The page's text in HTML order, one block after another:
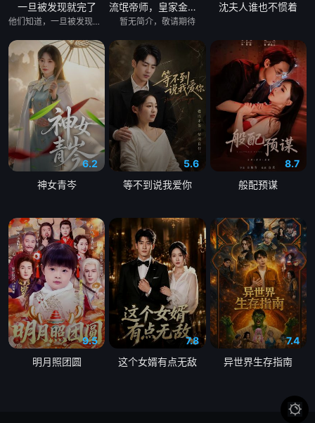
第37集 第38集 第39集
第40集 第41集
第43集 第44集 第45集
第46集 第47集 第48集
第49集 第50集 第51集
第52集 第53集 第54集
第58集 第59集 第60集
第61集 第62集 第63集
第64集 第66集
第67集 第68集 第69集
第70集 第71集 第72集
一旦被发现就完了
他们知道，一旦被发现，一切都会结束。 &nbsp; &nbsp; &nbsp; &nbsp; &nbsp; &nbsp; &nbsp; &nbsp; &nbsp; &nbsp; &nbsp; &nbsp; &nbsp; &nbsp; &nbsp; &nbsp; &nbsp; &nbsp; &nbsp; &nbsp; &nbsp; &nbsp; &nbsp; &nbsp; &nbsp; &nbsp; &nbsp; &nbsp; &nbsp; &nbsp; &nbsp; &nbsp; &nbsp; &nbsp; &nbsp; 一对高中情侣努力守护他们的秘密恋情， &nbsp; &nbsp; &nbsp; &nbsp; &nbsp; &nbsp; &nbsp; &nbsp; &nbsp; &nbsp; &nbsp; &nbsp; &nbsp; &nbsp; &nbsp; &nbsp; &nbsp; &nbsp; &nbsp; &nbsp; &nbsp; &nbsp; &nbsp; &nbsp; &nbsp; &nbsp; &nbsp; &nbsp; &nbsp; &nbsp; &nbsp; &nbsp; &nbsp; &nbsp; &nbsp; 在嫉妒、误解和被发现的恐惧中艰难前行。 &nbsp; &nbsp; &nbsp; &nbsp; &nbsp; &nbsp; &nbsp; &nbsp; &nbsp; &nbsp; &nbsp; &nbsp; &nbsp; &nbsp; &nbsp; &nbsp; &nbsp; &nbsp; &nbsp; &nbsp; &nbsp; &nbsp; &nbsp; &nbsp; &nbsp; &nbsp; &nbsp; &nbsp; &nbsp; &nbsp; &nbsp; &nbsp; &nbsp; &nbsp; &nbsp; 他们的爱情始于学校空无一人的体育器材室。 &nbsp; &nbsp; &nbsp; &nbsp; &nbsp; &nbsp; &nbsp; &nbsp; &nbsp; &nbsp; &nbsp; &nbsp; &nbsp; &nbsp; &nbsp; &nbsp; &nbsp; &nbsp; &nbsp; &nbsp; &nbsp; &nbsp; &nbsp; &nbsp; &nbsp; &nbsp; &nbsp; &nbsp; &nbsp; &nbsp; &nbsp; &nbsp; &nbsp; &nbsp; &nbsp; 他们立下一个约定： &nbsp; &nbsp; &nbsp; &nbsp; &nbsp; &nbsp; &nbsp; &nbsp; &nbsp; &nbsp; &nbsp; &nbsp; &nbsp; &nbsp; &nbsp; &nbsp; &nbsp; &nbsp; &nbsp; &nbsp; &nbsp; &nbsp; &nbsp; &nbsp; &nbsp; &nbsp; &nbsp; &nbsp; &nbsp; &nbsp; &nbsp; &nbsp; &nbsp; &nbsp; &nbsp; 「如果有人发现我们的关系，我们就分手。」 &nbsp; &nbsp; &nbsp; &nbsp; &nbsp; &nbsp; &nbsp; &nbsp; &nbsp; &nbsp; &nbsp; &nbsp; &nbsp; &nbsp; &nbsp; &nbsp; &nbsp; &nbsp; &nbsp; &nbsp; &nbsp; &nbsp; &nbsp; &nbsp; &nbsp; &nbsp; &nbsp; &nbsp; &nbsp; &nbsp; &nbsp; &nbsp; &nbsp; &nbsp; &nbsp; 他们相爱——却不得不隐藏。 &nbsp; &nbsp; &nbsp; &nbsp; &nbsp; &nbsp; &nbsp; &nbsp; &nbsp; &nbsp; &nbsp; &nbsp; &nbsp; &nbsp; &nbsp; &nbsp; &nbsp; &nbsp; &nbsp; &nbsp; &nbsp; &nbsp; &nbsp; &nbsp; &nbsp; &nbsp; &nbsp; &nbsp; &nbsp; &nbsp; &nbsp; &nbsp; &nbsp; &nbsp; &nbsp; 一个关于两个少年在冲突、距离与脆弱中学会爱的动人成长故事。
流氓帝师，皇家金牌县令
暂无简介，敬请期待
沈夫人谁也不惯着
6.2
神女青岑
5.6
等不到说我爱你
8.7
般配预谋
9.5
明月照团圆
7.8
这个女婿有点无敌
7.4
异世界生存指南
